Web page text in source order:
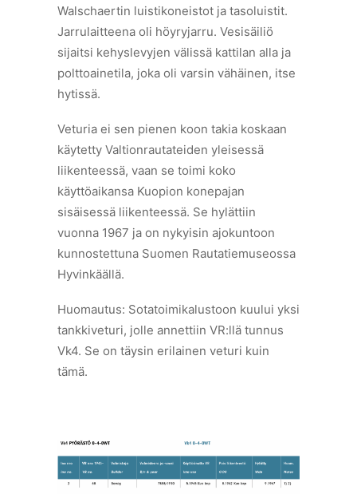
Walschaertin luistikoneistot ja tasoluistit.
Jarrulaitteena oli höyryjarru. Vesisäiliö
sijaitsi kehyslevyjen välissä kattilan alla ja
polttoainetila, joka oli varsin vähäinen, itse
hytissä.
Veturia ei sen pienen koon takia koskaan
käytetty Valtionrautateiden yleisessä
liikenteessä, vaan se toimi koko
käyttöaikansa Kuopion konepajan
sisäisessä liikenteessä. Se hylättiin
vuonna 1967 ja on nykyisin ajokuntoon
kunnostettuna Suomen Rautatiemuseossa
Hyvinkäällä.
Huomautus: Sotatoimikalustoon kuului yksi
tankkiveturi, jolle annettiin VR:llä tunnus
Vk4. Se on täysin erilainen veturi kuin
tämä.